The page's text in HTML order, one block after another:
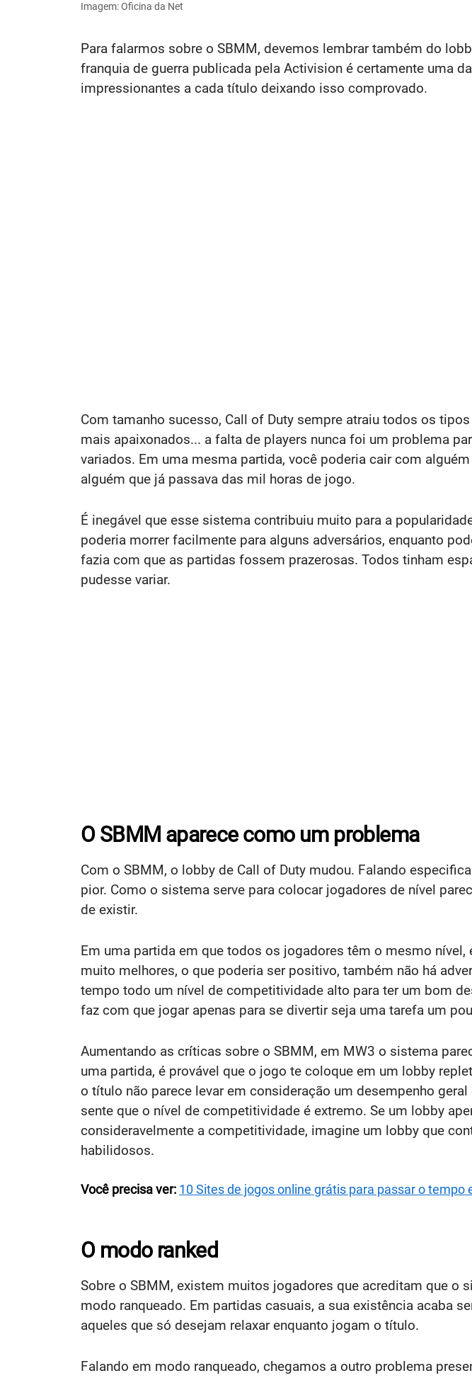
Imagem: Oficina da Net
Para falarmos sobre o SBMM, devemos lembrar também do
franquia de guerra publicada pela Activision é certamente uma
impressionantes a cada título deixando isso comprovado.
Com tamanho sucesso, Call of Duty sempre atraiu todos os
mais apaixonados... a falta de players nunca foi um problema
variados. Em uma mesma partida, você poderia cair com
alguém que já passava das mil horas de jogo.
É inegável que esse sistema contribuiu muito para a
poderia morrer facilmente para alguns adversários, enquanto
fazia com que as partidas fossem prazerosas. Todos tinham
pudesse variar.
O SBMM aparece como um problema
Com o SBMM, o lobby de Call of Duty mudou. Falando
pior. Como o sistema serve para colocar jogadores de nível
de existir.
Em uma partida em que todos os jogadores têm o mesmo
muito melhores, o que poderia ser positivo, também não há
tempo todo um nível de competitividade alto para ter um bom
faz com que jogar apenas para se divertir seja uma tarefa um
Aumentando as críticas sobre o SBMM, em MW3 o sistema
uma partida, é provável que o jogo te coloque em um lobby
o título não parece levar em consideração um desempenho
sente que o nível de competitividade é extremo. Se um lobby
consideravelmente a competitividade, imagine um lobby que
habilidosos.
Você precisa ver: 10 Sites de jogos online grátis para passar o tempo
O modo ranked
Sobre o SBMM, existem muitos jogadores que acreditam que o
modo ranqueado. Em partidas casuais, a sua existência acaba
aqueles que só desejam relaxar enquanto jogam o título.
Falando em modo ranqueado, chegamos a outro problema